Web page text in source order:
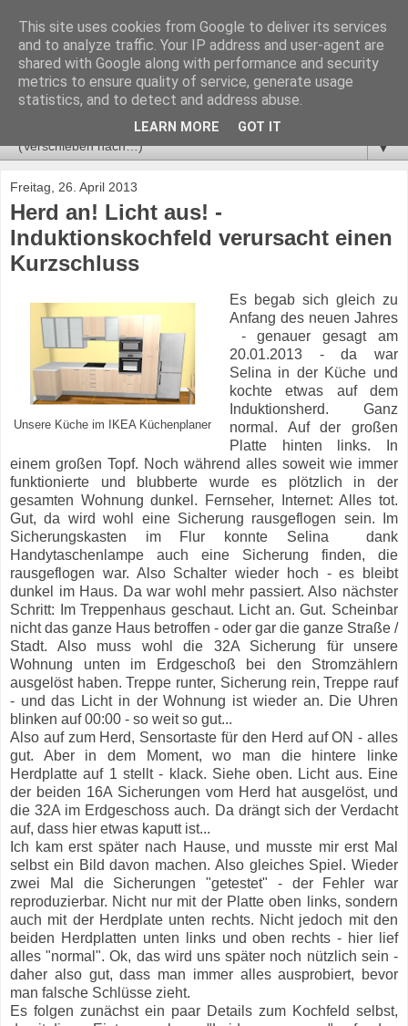
Geht nicht? Gibt's nicht!
"Alle sagten, das geht nicht! Dann kam einer, der wusste das
nicht, und hat's einfach gemacht." - unbekannter Autor
▼
Freitag, 26. April 2013
Herd an! Licht aus! -
Induktionskochfeld verursacht einen
Kurzschluss
Unsere Küche im IKEA Küchenplaner
Es begab sich gleich zu
Anfang des neuen Jahres
- genauer gesagt am
20.01.2013 - da war
Selina in der Küche und
kochte etwas auf dem
Induktionsherd. Ganz
normal. Auf der großen
Platte hinten links. In
einem großen Topf. Noch während alles soweit wie immer
funktionierte und blubberte wurde es plötzlich in der
gesamten Wohnung dunkel. Fernseher, Internet: Alles tot.
Gut, da wird wohl eine Sicherung rausgeflogen sein. Im
Sicherungskasten im Flur konnte Selina dank
Handytaschenlampe auch eine Sicherung finden, die
rausgeflogen war. Also Schalter wieder hoch - es bleibt
dunkel im Haus. Da war wohl mehr passiert. Also nächster
Schritt: Im Treppenhaus geschaut. Licht an. Gut. Scheinbar
nicht das ganze Haus betroffen - oder gar die ganze Straße /
Stadt. Also muss wohl die 32A Sicherung für unsere
Wohnung unten im Erdgeschoß bei den Stromzählern
ausgelöst haben. Treppe runter, Sicherung rein, Treppe rauf
- und das Licht in der Wohnung ist wieder an. Die Uhren
blinken auf 00:00 - so weit so gut...
Also auf zum Herd, Sensortaste für den Herd auf ON - alles
gut. Aber in dem Moment, wo man die hintere linke
Herdplatte auf 1 stellt - klack. Siehe oben. Licht aus. Eine
der beiden 16A Sicherungen vom Herd hat ausgelöst, und
die 32A im Erdgeschoss auch. Da drängt sich der Verdacht
auf, dass hier etwas kaputt ist...
Ich kam erst später nach Hause, und musste mir erst Mal
selbst ein Bild davon machen. Also gleiches Spiel. Wieder
zwei Mal die Sicherungen "getestet" - der Fehler war
reproduzierbar. Nicht nur mit der Platte oben links, sondern
auch mit der Herdplate unten rechts. Nicht jedoch mit den
beiden Herdplatten unten links und oben rechts - hier lief
alles "normal". Ok, das wird uns später noch nützlich sein -
daher also gut, dass man immer alles ausprobiert, bevor
man falsche Schlüsse zieht.
Es folgen zunächst ein paar Details zum Kochfeld selbst,
This site uses cookies from Google to deliver its services
and to analyze traffic. Your IP address and user-agent are
shared with Google along with performance and security
metrics to ensure quality of service, generate usage
statistics, and to detect and address abuse.
LEARN MORE GOT IT